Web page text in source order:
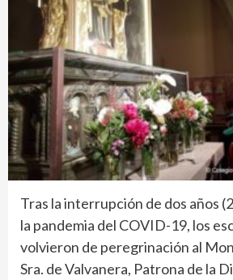
Tras la interrupción de dos años
la pandemia del COVID-19, los
volvieron de peregrinación al
Sra. de Valvanera, Patrona de la